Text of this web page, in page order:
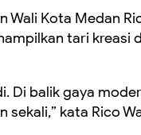
Kota Medan
tari kreasi
Di balik gaya
sekali,” kata Rico